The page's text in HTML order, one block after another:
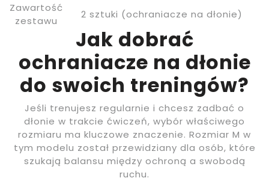
Zawartość
zestawu
2 sztuki (ochraniacze na dłonie)
Jak dobrać
ochraniacze na dłonie
do swoich treningów?
Jeśli trenujesz regularnie i chcesz zadbać o
dłonie w trakcie ćwiczeń, wybór właściwego
rozmiaru ma kluczowe znaczenie. Rozmiar M w
tym modelu został przewidziany dla osób, które
szukają balansu między ochroną a swobodą
ruchu.